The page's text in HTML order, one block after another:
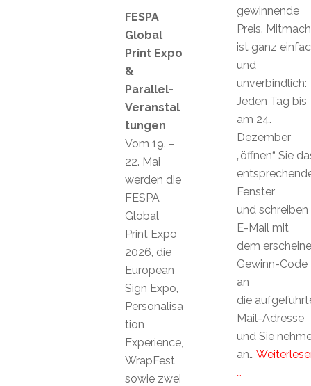
gewinnende
Preis.
ist ganz
und
unverbindlich:
Jeden Tag bis
am 24.
Dezember
„öffnen“ Sie
Fenster
und schreiben
E-Mail mit
dem
Gewinn-Code
an
die
Mail-Adresse
und Sie
an…
…
FESPA
Global
Print Expo
&
Parallel-
Veranstal
tungen
Vom 19. –
22. Mai
werden die
FESPA
Global
Print Expo
2026, die
European
Sign Expo,
Personalisa
tion
Experience,
WrapFest
sowie zwei